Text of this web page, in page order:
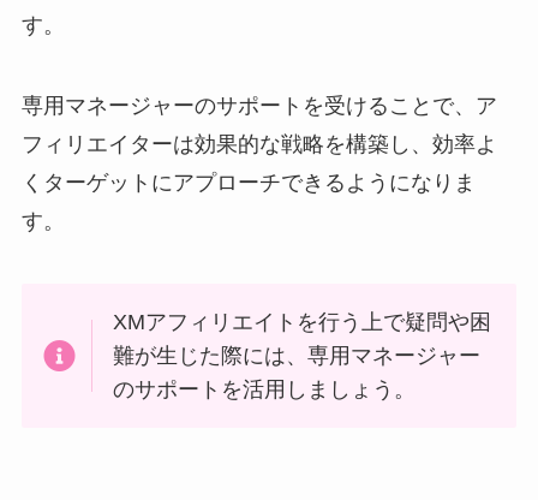
す。
専用マネージャーのサポートを受けることで、ア
フィリエイターは効果的な戦略を構築し、効率よ
くターゲットにアプローチできるようになりま
す。
XMアフィリエイトを行う上で疑問や困
難が生じた際には、専用マネージャー
のサポートを活用しましょう。